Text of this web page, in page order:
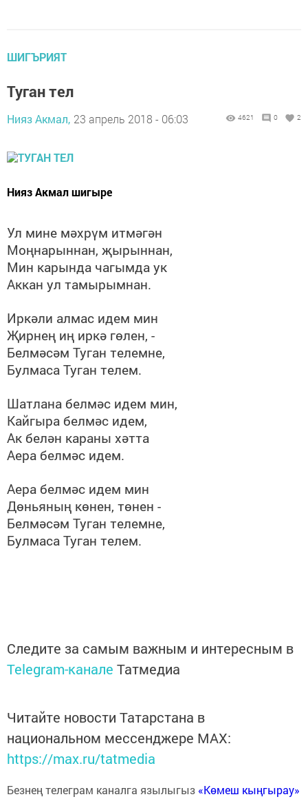
ШИГЪРИЯТ
Туган тел
Нияз Акмал, 23 апрель 2018 - 06:03 4621 0 2
Нияз Акмал шигыре
Ул мине мәхрүм итмәгән
Моңнарыннан, җырыннан,
Мин карында чагымда ук
Аккан ул тамырымнан.
Иркәли алмас идем мин
Җирнең иң иркә гөлен, -
Белмәсәм Туган телемне,
Булмаса Туган телем.
Шатлана белмәс идем мин,
Кайгыра белмәс идем,
Ак белән караны хәтта
Аера белмәс идем.
Аера белмәс идем мин
Дөньяның көнен, төнен -
Белмәсәм Туган телемне,
Булмаса Туган телем.
Следите за самым важным и интересным в
Telegram-канале Татмедиа
Читайте новости Татарстана в
национальном мессенджере MАХ:
https://max.ru/tatmedia
Безнең телеграм каналга язылыгыз «Көмеш кыңгырау»